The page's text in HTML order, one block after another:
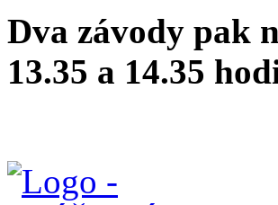
Dva závody pak
13.35 a 14.35